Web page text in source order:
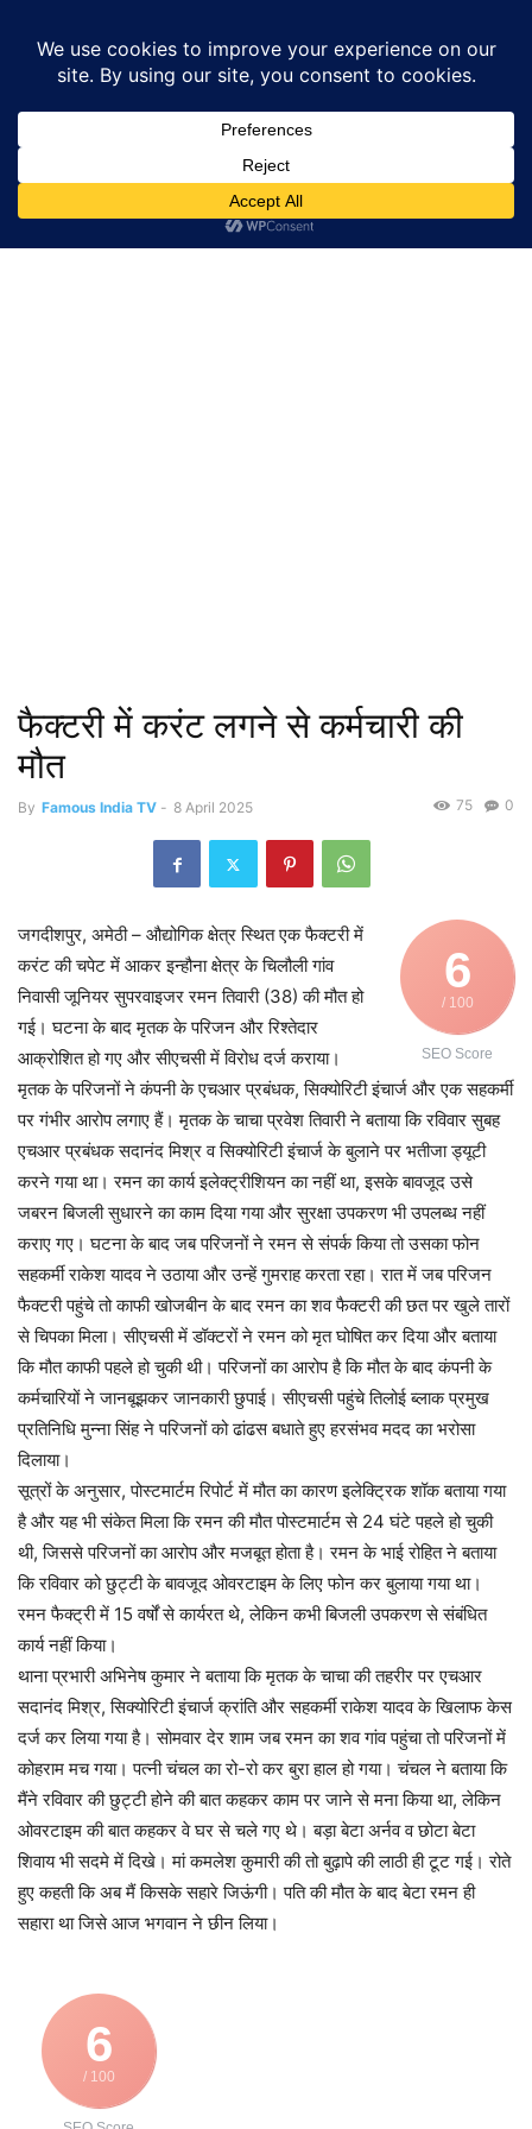
फैक्टरी में करंट लगने से कर्मचारी की
मौत
By Famous India TV - 8 April 2025 0
75
6
/ 100
SEO Score
जगदीशपुर, अमेठी – औद्योगिक क्षेत्र स्थित एक फैक्टरी में
करंट की चपेट में आकर इन्हौना क्षेत्र के चिलौली गांव
निवासी जूनियर सुपरवाइजर रमन तिवारी (38) की मौत हो
गई। घटना के बाद मृतक के परिजन और रिश्तेदार
आक्रोशित हो गए और सीएचसी में विरोध दर्ज कराया।
मृतक के परिजनों ने कंपनी के एचआर प्रबंधक, सिक्योरिटी इंचार्ज और एक सहकर्मी
पर गंभीर आरोप लगाए हैं। मृतक के चाचा प्रवेश तिवारी ने बताया कि रविवार सुबह
एचआर प्रबंधक सदानंद मिश्र व सिक्योरिटी इंचार्ज के बुलाने पर भतीजा ड्यूटी
करने गया था। रमन का कार्य इलेक्ट्रीशियन का नहीं था, इसके बावजूद उसे
जबरन बिजली सुधारने का काम दिया गया और सुरक्षा उपकरण भी उपलब्ध नहीं
कराए गए। घटना के बाद जब परिजनों ने रमन से संपर्क किया तो उसका फोन
सहकर्मी राकेश यादव ने उठाया और उन्हें गुमराह करता रहा। रात में जब परिजन
फैक्टरी पहुंचे तो काफी खोजबीन के बाद रमन का शव फैक्टरी की छत पर खुले तारों
से चिपका मिला। सीएचसी में डॉक्टरों ने रमन को मृत घोषित कर दिया और बताया
कि मौत काफी पहले हो चुकी थी। परिजनों का आरोप है कि मौत के बाद कंपनी के
कर्मचारियों ने जानबूझकर जानकारी छुपाई। सीएचसी पहुंचे तिलोई ब्लाक प्रमुख
प्रतिनिधि मुन्ना सिंह ने परिजनों को ढांढस बधाते हुए हरसंभव मदद का भरोसा
दिलाया।
सूत्रों के अनुसार, पोस्टमार्टम रिपोर्ट में मौत का कारण इलेक्ट्रिक शॉक बताया गया
है और यह भी संकेत मिला कि रमन की मौत पोस्टमार्टम से 24 घंटे पहले हो चुकी
थी, जिससे परिजनों का आरोप और मजबूत होता है। रमन के भाई रोहित ने बताया
कि रविवार को छुट्टी के बावजूद ओवरटाइम के लिए फोन कर बुलाया गया था।
रमन फैक्ट्री में 15 वर्षों से कार्यरत थे, लेकिन कभी बिजली उपकरण से संबंधित
कार्य नहीं किया।
थाना प्रभारी अभिनेष कुमार ने बताया कि मृतक के चाचा की तहरीर पर एचआर
सदानंद मिश्र, सिक्योरिटी इंचार्ज क्रांति और सहकर्मी राकेश यादव के खिलाफ केस
दर्ज कर लिया गया है। सोमवार देर शाम जब रमन का शव गांव पहुंचा तो परिजनों में
कोहराम मच गया। पत्नी चंचल का रो-रो कर बुरा हाल हो गया। चंचल ने बताया कि
मैंने रविवार की छुट्टी होने की बात कहकर काम पर जाने से मना किया था, लेकिन
ओवरटाइम की बात कहकर वे घर से चले गए थे। बड़ा बेटा अर्नव व छोटा बेटा
शिवाय भी सदमे में दिखे। मां कमलेश कुमारी की तो बुढ़ापे की लाठी ही टूट गई। रोते
हुए कहती कि अब मैं किसके सहारे जिऊंगी। पति की मौत के बाद बेटा रमन ही
सहारा था जिसे आज भगवान ने छीन लिया।
6
/ 100